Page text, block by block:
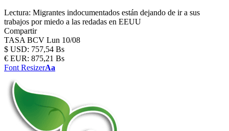
Lectura: Migrantes indocumentados están dejando de ir a sus
trabajos por miedo a las redadas en EEUU
Compartir
TASA BCV Lun 10/08
$ USD: 757,54 Bs
€ EUR: 875,21 Bs
Font ResizerAa